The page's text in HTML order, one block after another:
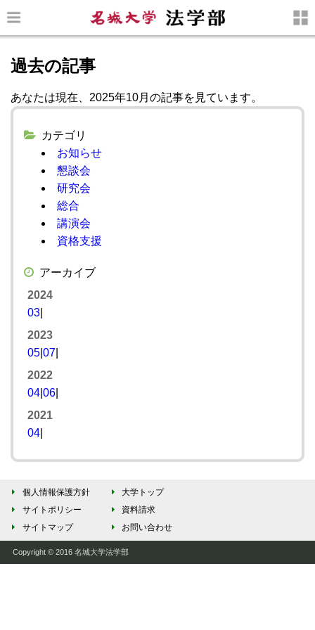
過去の記事
あなたは現在、2025年10月の記事を見ています。
カテゴリ
お知らせ
懇談会
研究会
総合
講演会
資格支援
アーカイブ
2024
03
2023
05 07
2022
04 06
2021
04
個人情報保護方針
サイトポリシー
サイトマップ
大学トップ
資料請求
お問い合わせ
Copyright © 2016 名城大学法学部